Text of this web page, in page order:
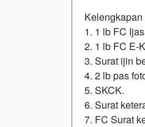
Kelengkapan
1. 1 lb FC
2. 1 lb FC E-
3. Surat ijin
4. 2 lb pas
5. SKCK.
6. Surat
7. FC Surat